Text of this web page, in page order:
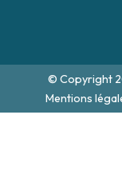
© Copyright
Mentions